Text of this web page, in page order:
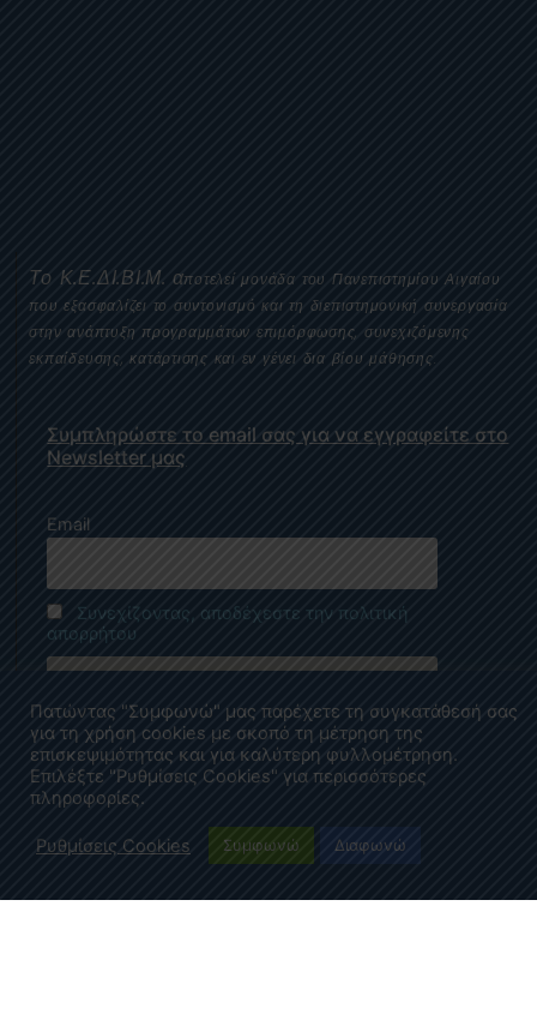
Το Κ.Ε.ΔΙ.ΒΙ.Μ. αποτελεί μονάδα του Πανεπιστημίου Αιγαίου
που εξασφαλίζει το συντονισμό και τη διεπιστημονική συνεργασία
στην ανάπτυξη προγραμμάτων επιμόρφωσης, συνεχιζόμενης
εκπαίδευσης, κατάρτισης και εν γένει δια βίου μάθησης.
Συμπληρώστε το email σας για να εγγραφείτε στο
Newsletter μας
Email
Συνεχίζοντας, αποδέχεστε την πολιτική
απορρήτου
Πατώντας "Συμφωνώ" μας παρέχετε τη συγκατάθεσή σας
για τη χρήση cookies με σκοπό τη μέτρηση της
επισκεψιμότητας και για καλύτερη φυλλομέτρηση.
Επιλέξτε "Ρυθμίσεις Cookies" για περισσότερες
πληροφορίες.
Ρυθμίσεις Cookies Συμφωνώ Διαφωνώ